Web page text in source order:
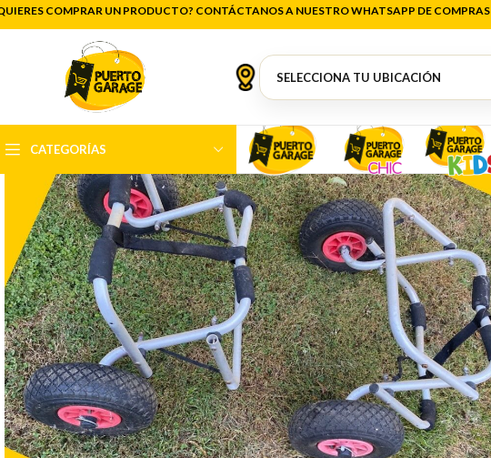
COMPRAR UN PRODUCTO? CONTÁCTANOS A NUESTRO WHATSAPP DE COMPRAS
CATEGORÍAS